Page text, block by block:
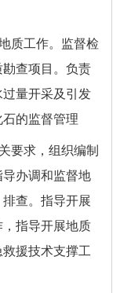
质工作。监督检
查项目。负责
量开采及引发
的监督管理
要求，组织编制
办调和监督地
查。指导开展
指导开展地质
援技术支撑工